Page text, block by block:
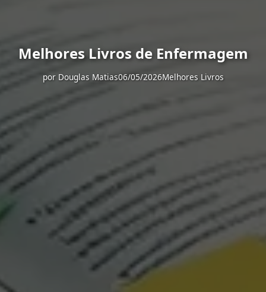
Melhores Livros de Enfermagem
por Douglas Matias06/05/2026Melhores Livros